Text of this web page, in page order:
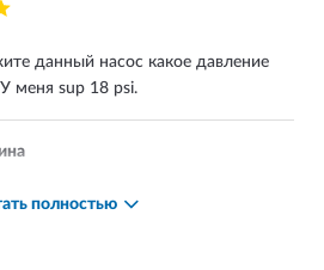
данный насос какое давление
меня sup 18 psi.
Производительность 680 л/мин,
полностью